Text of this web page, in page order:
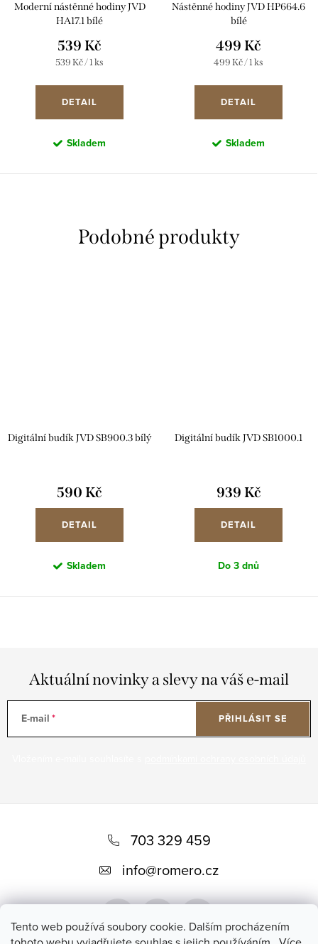
Tento web používá soubory cookie. Dalším procházením
Moderní nástěnné hodiny JVD
HA17.1 bílé
539 Kč
Měrná
539 Kč / 1 ks
DETAIL
Skladem
Nástěnné hodiny JVD HP664.6
bílé
499 Kč
Měrná
499 Kč / 1 ks
DETAIL
Skladem
Digitální budík JVD SB900.3 bílý
590 Kč
DETAIL
Skladem
Digitální budík JVD SB1000.1
939 Kč
DETAIL
Do 3 dnů
Aktuální novinky a slevy na váš e-mail
E-mail PŘIHLÁSIT SE
t
703 329 459
info@romero.cz